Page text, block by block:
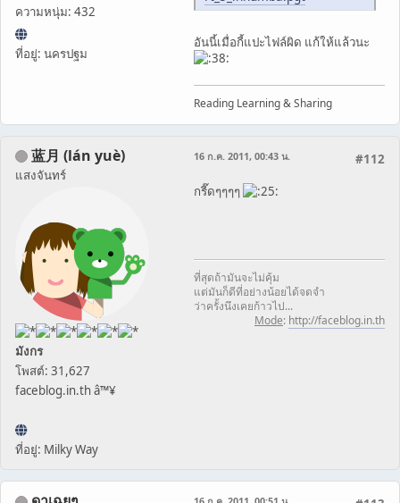
ความหนุ่ม: 432
ที่อยู่: นครปฐม
อันนี้เมื่อกี้แปะไฟล์ผิด แก้ให้แล้วนะ
Reading Learning & Sharing
蓝月 (lán yuè)
แสงจันทร์
มังกร
โพสต์: 31,627
faceblog.in.th â™¥
ที่อยู่: Milky Way
#112
16 ก.ค. 2011, 00:43 น.
กรี๊ดๆๆๆๆ
ที่สุดถ้ามันจะไม่คุ้ม
แต่มันก็ดีที่อย่างน้อยได้จดจำ
ว่าครั้งนึงเคยก้าวไป...
Mode: http://faceblog.in.th